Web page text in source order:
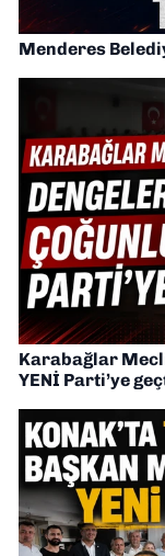
Menderes
Karabağlar
YENİ Parti’ye